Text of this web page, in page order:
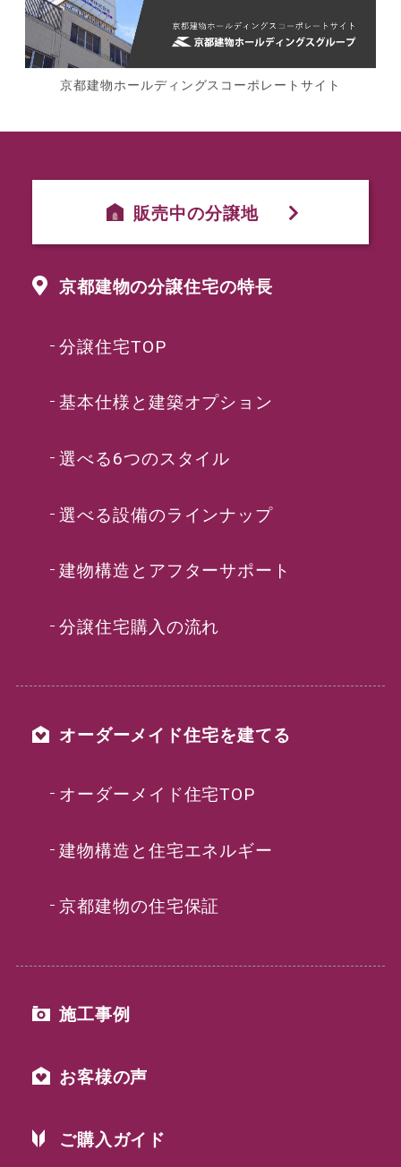
京都建物ホールディングスコーポレートサイト
販売中の分譲地
京都建物の分譲住宅の特長
分譲住宅TOP
基本仕様と建築オプション
選べる6つのスタイル
選べる設備のラインナップ
建物構造とアフターサポート
分譲住宅購入の流れ
オーダーメイド住宅を建てる
オーダーメイド住宅TOP
建物構造と住宅エネルギー
京都建物の住宅保証
施工事例
お客様の声
ご購入ガイド